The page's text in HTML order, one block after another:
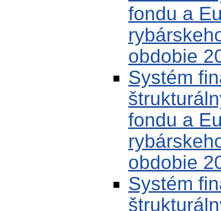
fondu a
obdobie
Systém
fondu a
obdobie
Systém